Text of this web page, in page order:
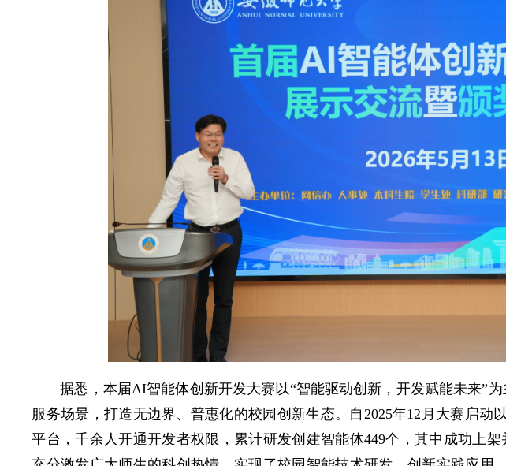
据悉，本届AI智能体创新开发大赛以“智能驱动创新，开发赋能未来”
服务场景，打造无边界、普惠化的校园创新生态。自2025年12月大赛启
平台，千余人开通开发者权限，累计研发创建智能体449个，其中成功上